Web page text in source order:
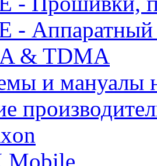
-
& TDMA
и мануалы